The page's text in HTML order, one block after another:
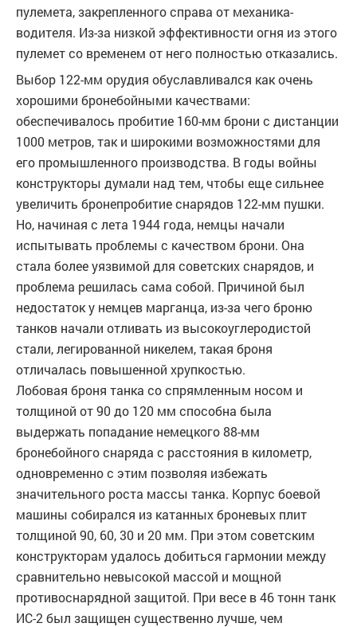
пулемета, закрепленного справа от механика-
водителя. Из-за низкой эффективности огня из этого
пулемет со временем от него полностью отказались.
Выбор 122-мм орудия обуславливался как очень
хорошими бронебойными качествами:
обеспечивалось пробитие 160-мм брони с дистанции
1000 метров, так и широкими возможностями для
его промышленного производства. В годы войны
конструкторы думали над тем, чтобы еще сильнее
увеличить бронепробитие снарядов 122-мм пушки.
Но, начиная с лета 1944 года, немцы начали
испытывать проблемы с качеством брони. Она
стала более уязвимой для советских снарядов, и
проблема решилась сама собой. Причиной был
недостаток у немцев марганца, из-за чего броню
танков начали отливать из высокоуглеродистой
стали, легированной никелем, такая броня
отличалась повышенной хрупкостью.
Лобовая броня танка со спрямленным носом и
толщиной от 90 до 120 мм способна была
выдержать попадание немецкого 88-мм
бронебойного снаряда с расстояния в километр,
одновременно с этим позволяя избежать
значительного роста массы танка. Корпус боевой
машины собирался из катанных броневых плит
толщиной 90, 60, 30 и 20 мм. При этом советским
конструкторам удалось добиться гармонии между
сравнительно невысокой массой и мощной
противоснарядной защитой. При весе в 46 тонн танк
ИС-2 был защищен существенно лучше, чем